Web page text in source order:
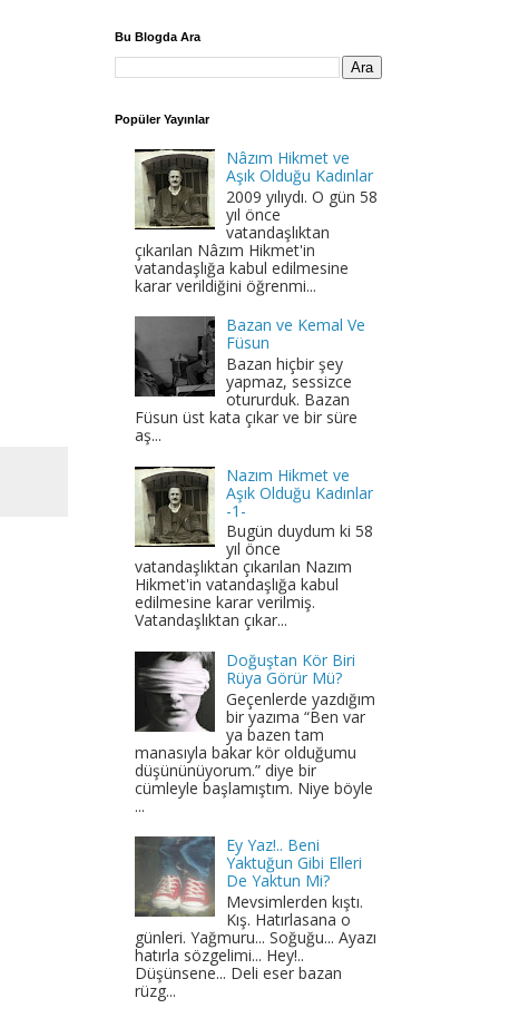
Bu Blogda Ara
Popüler Yayınlar
Nâzım Hikmet ve
Aşık Olduğu Kadınlar
2009 yılıydı. O gün 58
yıl önce
vatandaşlıktan
çıkarılan Nâzım Hikmet'in
vatandaşlığa kabul edilmesine
karar verildiğini öğrenmi...
Bazan ve Kemal Ve
Füsun
Bazan hiçbir şey
yapmaz, sessizce
otururduk. Bazan
Füsun üst kata çıkar ve bir süre
aş...
Nazım Hikmet ve
Aşık Olduğu Kadınlar
-1-
Bugün duydum ki 58
yıl önce
vatandaşlıktan çıkarılan Nazım
Hikmet'in vatandaşlığa kabul
edilmesine karar verilmiş.
Vatandaşlıktan çıkar...
Doğuştan Kör Biri
Rüya Görür Mü?
Geçenlerde yazdığım
bir yazıma “Ben var
ya bazen tam
manasıyla bakar kör olduğumu
düşününüyorum.” diye bir
cümleyle başlamıştım. Niye böyle
...
Ey Yaz!.. Beni
Yaktuğun Gibi Elleri
De Yaktun Mi?
Mevsimlerden kıştı.
Kış. Hatırlasana o
günleri. Yağmuru... Soğuğu... Ayazı
hatırla sözgelimi... Hey!..
Düşünsene... Deli eser bazan
rüzg...